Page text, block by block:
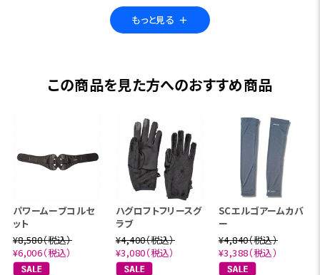
ありました。パワームーブコルセットは、頑丈なシートベルト
素材のパワークロスベルトとダブルギア構造により、軽い力
■「ズレにくい」「通気性が良い」アウトドア専用設計
くく、アウトドア活動に最適。また、蒸れやすいゴム素材は避
け、通気性の良いメッシュ素材を採用しました。
全国にある約40,000件の整骨院・接骨院の内、約27,000件
に納入している、シェア率70%の業界最大手メーカーの自社
工場で生産されています。
サイズは腰骨(腸骨)周囲寸でお選びください。 M(75-95c
もっと見る ＋
この商品を見た方へのおすすめ商品
パワームーブコルセ
ット
¥8,580（税込）
¥6,006（税込）
ハグロフトフリースグ
ラブ
¥4,400（税込）
¥3,080（税込）
SCエルゴアームカバ
ー
¥4,840（税込）
¥3,388（税込）